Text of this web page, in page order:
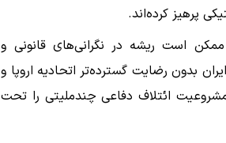
پرهیز کرده‌اند.
است ریشه در نگرانی‌های قانونی و
بدون رضایت گسترده‌تر اتحادیه اروپا و
ائتلاف دفاعی چندملیتی را تحت